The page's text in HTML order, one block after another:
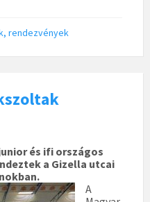
rendezvények
és ifi országos
a Gizella utcai
A